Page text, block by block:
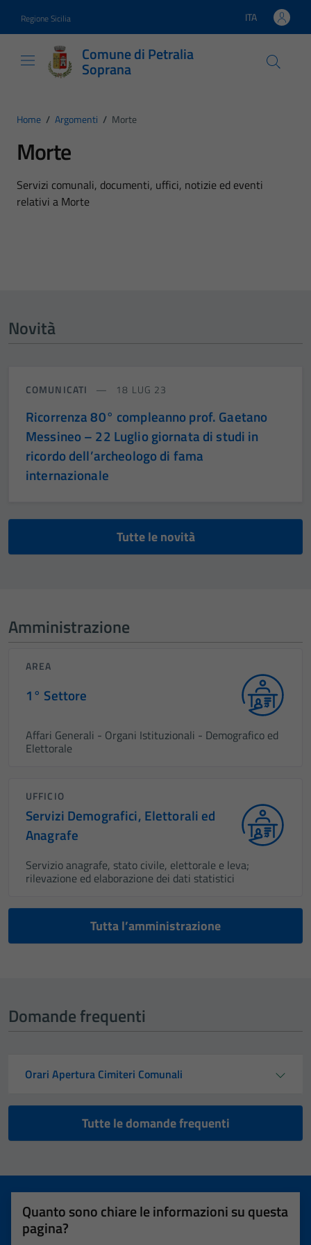
Regione Sicilia Lingua attiva:
ITA
Comune di Petralia
Soprana
Home / Argomenti / Morte
Morte
Dettagli dell'argomento
Servizi comunali, documenti, uffici, notizie ed eventi
relativi a Morte
Novità
COMUNICATI 18 LUG 23
Ricorrenza 80° compleanno prof. Gaetano
Messineo – 22 Luglio giornata di studi in
ricordo dell’archeologo di fama
internazionale
Tutte le novità
Amministrazione
AREA
1° Settore
Affari Generali - Organi Istituzionali - Demografico ed
Elettorale
UFFICIO
Servizi Demografici, Elettorali ed
Anagrafe
Servizio anagrafe, stato civile, elettorale e leva;
rilevazione ed elaborazione dei dati statistici
Tutta l’amministrazione
Domande frequenti
Orari Apertura Cimiteri Comunali
Tutte le domande frequenti
Quanto sono chiare le informazioni su questa
pagina?